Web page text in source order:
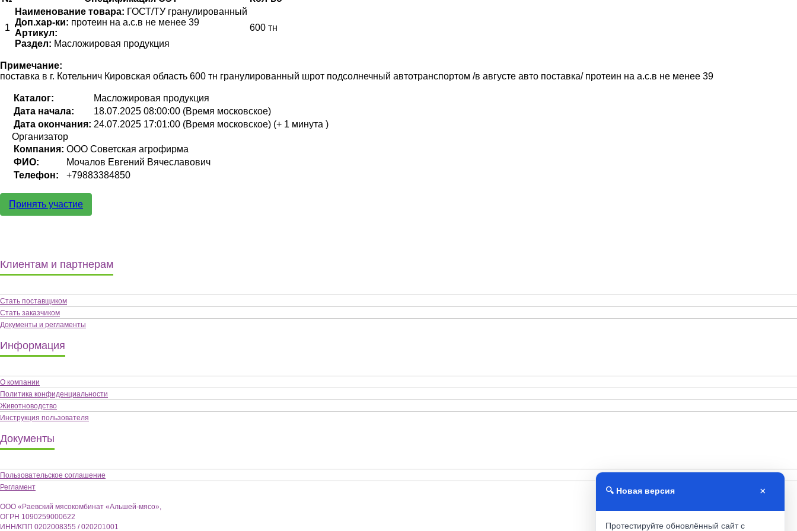
1
Наименование товара: ГОСТ/ТУ гранулированный
Доп.хар-ки: протеин на а.с.в не менее 39
Артикул:
Раздел: Масложировая продукция
600 тн
Примечание:
поставка в г. Котельнич Кировская область 600 тн гранулированный шрот подсолнечный автотранспортом /в августе авто поставка/ протеин на а.с.в не менее 39
Каталог:
Масложировая продукция
Дата начала:
18.07.2025 08:00:00 (Время московское)
Дата окончания: 24.07.2025 17:01:00 (Время московское) (+ 1 минута )
Организатор
Компания: ООО Советская агрофирма
ФИО:
Мочалов Евгений Вячеславович
Телефон:
+79883384850
Принять участие
Клиентам и партнерам
Стать поставщиком
Стать заказчиком
Документы и регламенты
Информация
О компании
Политика конфиденциальности
Животноводство
Инструкция пользователя
Документы
Пользовательское соглашение
Регламент
ООО «Раевский мясокомбинат «Альшей-мясо»,
ОГРН 1090259000622
ИНН/КПП 0202008355 / 020201001
🔍 Новая версия ×
Протестируйте обновлённый сайт с